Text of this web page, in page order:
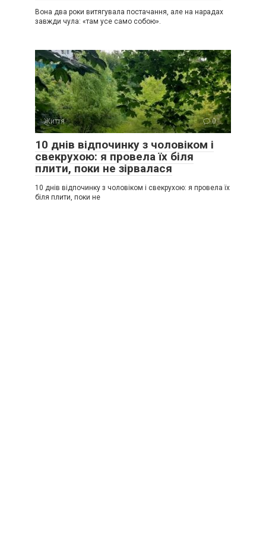
Вона два роки витягувала постачання, але на нарадах
завжди чула: «там усе само собою».
Життя 0
10 днів відпочинку з чоловіком і
свекрухою: я провела їх біля
плити, поки не зірвалася
10 днів відпочинку з чоловіком і свекрухою: я провела їх
біля плити, поки не